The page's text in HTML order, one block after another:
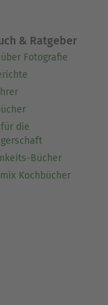
& Ratgeber
Fotografie
die
Bücher
Kochbücher